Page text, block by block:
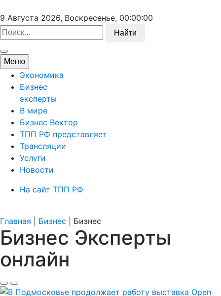
9 Августа 2026, Воскресенье, 00:00:00
Найти
Меню
Экономика
Бизнес
эксперты
В мире
Бизнес Вектор
ТПП РФ представляет
Трансляции
Услуги
Новости
На сайт ТПП РФ
Главная Бизнес Бизнес
Бизнес Эксперты
онлайн